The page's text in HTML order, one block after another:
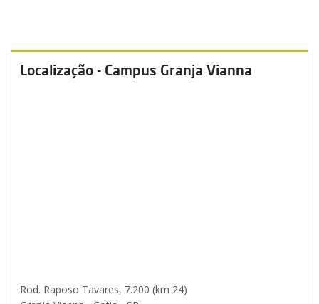
Localização - Campus Granja Vianna
Rod. Raposo Tavares, 7.200 (km 24)